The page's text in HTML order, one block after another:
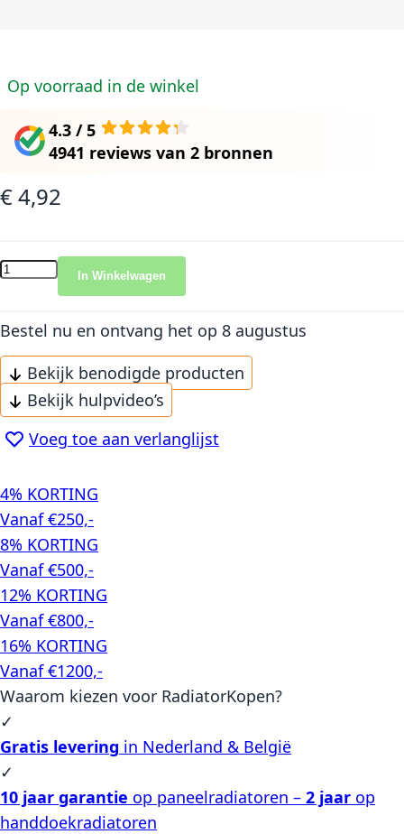
Op voorraad in de winkel
4.3 / 5
4941 reviews van 2 bronnen
€ 4,92
In Winkelwagen
Bestel nu en ontvang het op 8 augustus
Bekijk benodigde producten
Bekijk hulpvideo’s
Voeg toe aan verlanglijst
4% KORTING
Vanaf €250,-
8% KORTING
Vanaf €500,-
12% KORTING
Vanaf €800,-
16% KORTING
Vanaf €1200,-
Waarom kiezen voor RadiatorKopen?
✓
Gratis levering in Nederland & België
✓
10 jaar garantie op paneelradiatoren – 2 jaar op
handdoekradiatoren